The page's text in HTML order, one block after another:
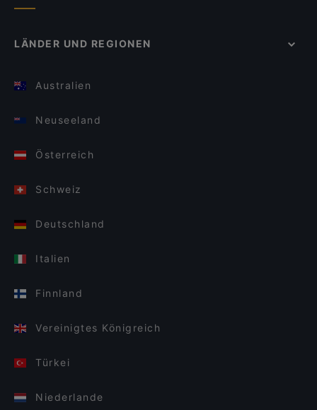
LÄNDER UND REGIONEN
Australien
Neuseeland
Österreich
Schweiz
Deutschland
Italien
Finnland
Vereinigtes Königreich
Türkei
Niederlande